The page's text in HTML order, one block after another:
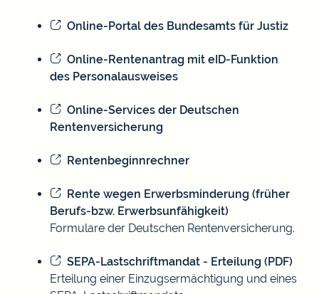
Online-Portal des Bundesamts für Justiz
Online-Rentenantrag mit eID-Funktion
des Personalausweises
Online-Services der Deutschen
Rentenversicherung
Rentenbeginnrechner
Rente wegen Erwerbsminderung (früher
Berufs-bzw. Erwerbsunfähigkeit)
Formulare der Deutschen Rentenversicherung.
SEPA-Lastschriftmandat - Erteilung (PDF)
Erteilung einer Einzugsermächtigung und eines